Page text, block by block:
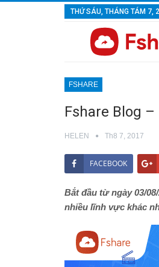
THỨ SÁU, THÁNG TÁM 7,
FSHARE
Fshare Blog
HELEN Th8 7, 2017
FACEBOOK
Bắt đầu từ ngày 03/
nhiều lĩnh vực khác